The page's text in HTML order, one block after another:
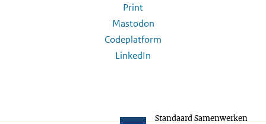
Print
Mastodon
Codeplatform
LinkedIn
Standaard Samenwerken